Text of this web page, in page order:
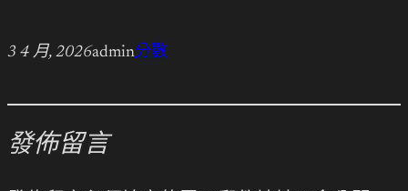
3 4 月, 2026admin分數
發佈留言